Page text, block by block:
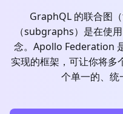
GraphQL 的联合图
（subgraphs）是在使
念。Apollo Federation
实现的框架，可让你将多
个单一的、统